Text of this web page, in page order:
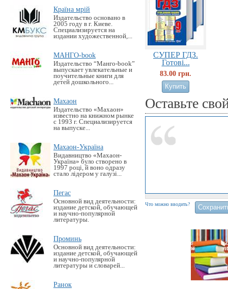
Країна мрій
Издательство основано в
2005 году в г. Киеве.
Специализируется на
издании художественной,...
МАНГО-book
Издательство “Манго-book”
выпускает увлекательные и
поучительные книги для
детей дошкольного...
Махаон
Издательство «Махаон»
известно на книжном рынке
с 1993 г. Специализируется
на выпуске...
Махаон-Україна
Видавництво «Махаон-
Україна» було створено в
1997 році, й воно одразу
стало лідером у галузі...
Пегас
Основной вид деятельности:
издание детской, обучающей
и научно-популярной
литературы.
Проминь
Основной вид деятельности:
издание детской, обучающей
и научно-популярной
литературы и словарей...
Ранок
СУПЕР ГДЗ.
Готові...
83.00 грн.
Оставьте
Что можно вводить?